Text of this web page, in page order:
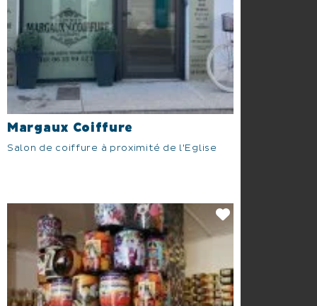
Margaux Coiffure
Salon de coiffure à proximité de l'Eglise